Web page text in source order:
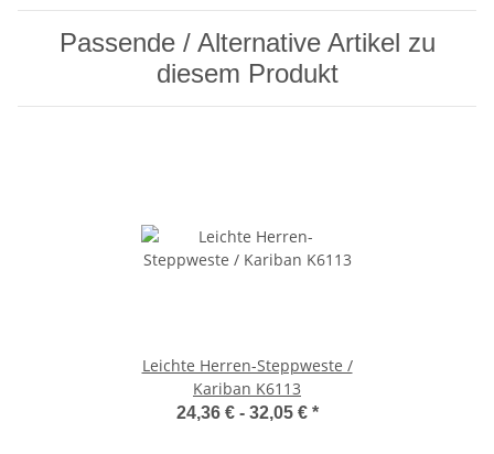
Passende / Alternative Artikel zu
diesem Produkt
Leichte Herren-Steppweste /
Kariban K6113
24,36 € - 32,05 € *